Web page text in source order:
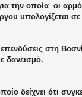
την οποία οι
υπολογίζεται
επενδύσεις στη
δανεισμό.
δείχνει ότι